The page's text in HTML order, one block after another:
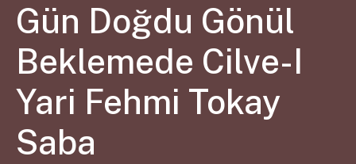
Gün Doğdu Gönül
Beklemede Cilve-I
Yari Fehmi Tokay
Saba